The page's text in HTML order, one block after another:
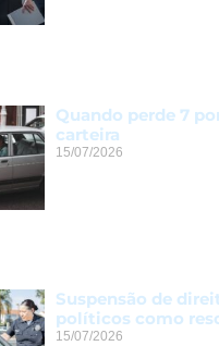
Quando perde 7
carteira
15/07/2026
Suspensão de
políticos como
15/07/2026